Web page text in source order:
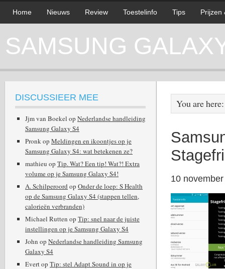
Home Nieuws Review Toestelinfo Tips Prijzen
SAMSUNG
You are
10
DISCUSSIEER MEE
Jjm van Boekel op Nederlandse handleiding
Samsung Galaxy S4
Pronkop Meldingen en ikoontjes op je
Samsung Galaxy S4: wat betekenen ze?
mathieu op Tip. Wat? Een tip! Wat?! Extra
volume op je Samsung Galaxy S4!
A. Schilperoord op Onder de loep: S Health
op de Samsung Galaxy S4 (stappen tellen,
calorieën verbranden)
Michael Rutten op Tip: snel naar de juiste
instellingen op je Samsung Galaxy S4
John op Nederlandse handleiding Samsung
Galaxy S4
Evertop Tip: stel Adapt Sound in op je